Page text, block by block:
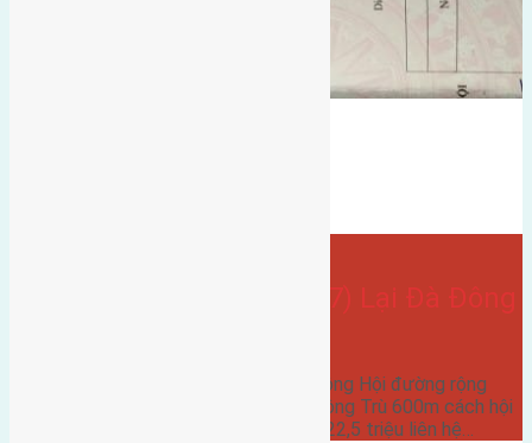
Cần bán 43,5m(4,5×9,7) Lại Đà Đông
Cần bán 43,5m(4,5x9,7) Lại Đà Đông Hội đường rộng
2,5m hướng Tây Bắc cách cầu Đông Trù 600m cách hội
chợ triển lãm quốc giá 800m giá 22,5 triệu liên hệ…